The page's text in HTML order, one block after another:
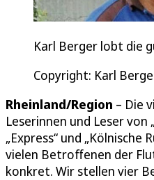
Karl Berger lobt die
Copyright: Karl
Rheinland/Region – Die
Leserinnen und Leser von
„Express“ und „Kölnische
vielen Betroffenen der
konkret. Wir stellen vier